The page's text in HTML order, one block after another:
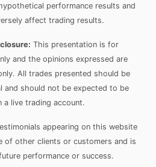
performance results and
affect trading results.
This presentation is for
and the opinions expressed are
All trades presented should be
and should not be expected to be
a live trading account.
appearing on this website
of other clients or customers and is
performance or success.